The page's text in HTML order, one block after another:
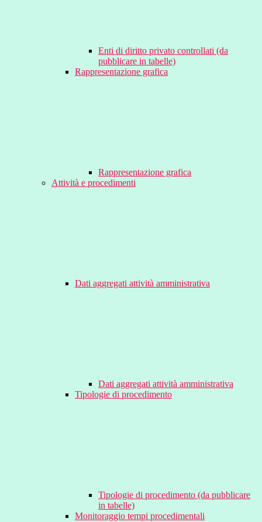
Enti di diritto privato controllati (da
pubblicare in tabelle)
Rappresentazione grafica
Rappresentazione grafica
Attività e procedimenti
Dati aggregati attività amministrativa
Dati aggregati attività amministrativa
Tipologie di procedimento
Tipologie di procedimento (da pubblicare
in tabelle)
Monitoraggio tempi procedimentali